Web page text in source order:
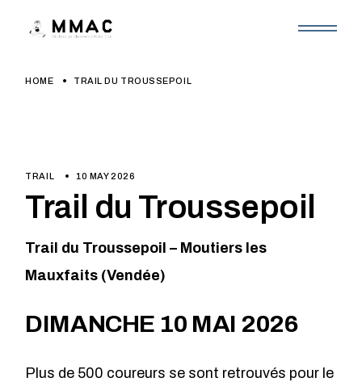
HOME TRAIL DU TROUSSEPOIL
TRAIL 10 MAY 2026
Trail du Troussepoil
Trail du Troussepoil – Moutiers les
Mauxfaits (Vendée)
DIMANCHE 10 MAI 2026
Plus de 500 coureurs se sont retrouvés pour le